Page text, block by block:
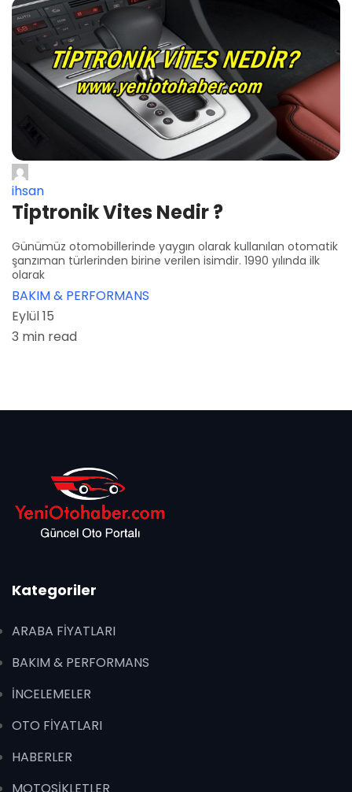
ihsan
Tiptronik Vites Nedir ?
Günümüz otomobillerinde yaygın olarak kullanılan otomatik
şanzıman türlerinden birine verilen isimdir. 1990 yılında ilk
olarak
BAKIM & PERFORMANS
Eylül 15
3 min read
Kategoriler
ARABA FİYATLARI
BAKIM & PERFORMANS
İNCELEMELER
OTO FİYATLARI
HABERLER